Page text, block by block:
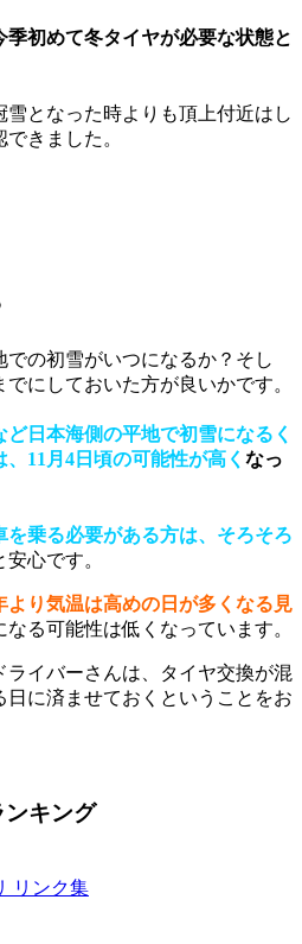
初めて冬タイヤが必要な状態と
雪となった時よりも頂上付近はし
きました。
の初雪がいつになるか？そし
にしておいた方が良いかです。
ど日本海側の平地で初雪になるく
11月4日頃の可能性が高く なっ
乗る必要がある方は、そろそろ
心です。
より気温は高めの日が多くなる見
る可能性は低くなっています。
イバーさんは、タイヤ交換が混
に済ませておくということをお
キング
リンク集